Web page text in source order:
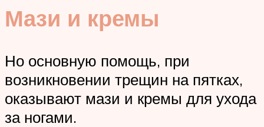
Мази и кремы
Но основную помощь, при
возникновении трещин на пятках,
оказывают мази и кремы для ухода
за ногами.